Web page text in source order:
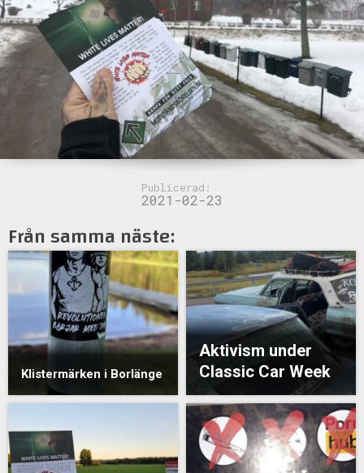
Publicerad:
2021-02-23
Från samma näste:
Klistermärken i Borlänge
Aktivism under
Classic Car Week